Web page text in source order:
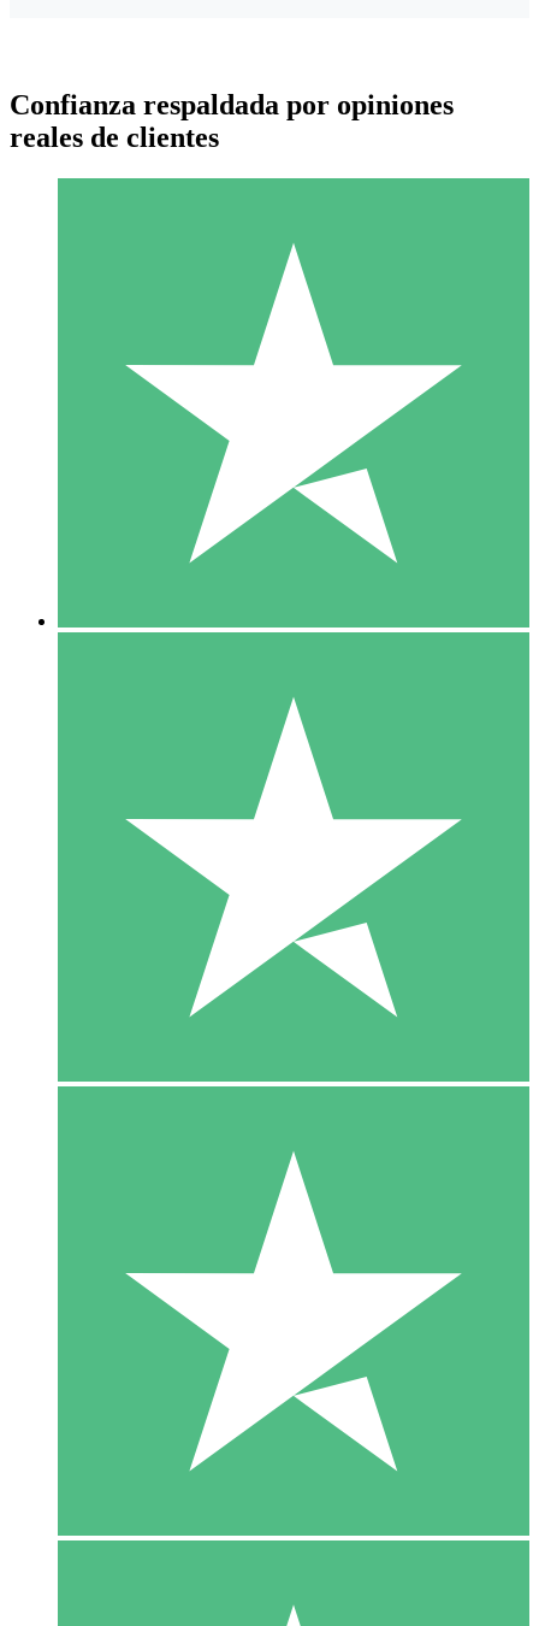
Paquetes de Créditos Individuales
Paga según el uso con créditos de descarga. Sin compromiso
10 00
10 Descargas
20 00
Confianza respaldada por opiniones
reales de clientes